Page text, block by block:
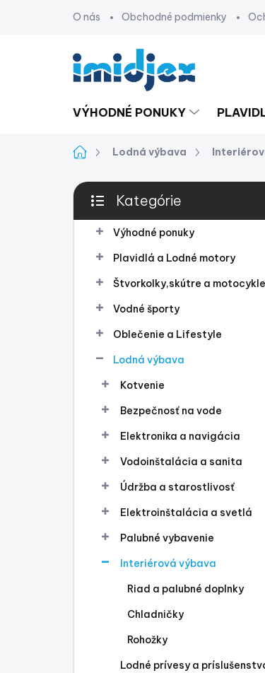
O nás Obchodné podmienky
VÝHODNÉ PONUKY
DomovLodná výbava
B
č
Preskočiť
kategórie
Kategórie
Výhodné ponuky
Plavidlá a Lodné motory
Štvorkolky,skútre a motocykle
Vodné športy
Oblečenie a Lifestyle
Lodná výbava
Kotvenie
Bezpečnosť na vode
Elektronika a navigácia
Vodoinštalácia a sanita
Údržba a starostlivosť
Elektroinštalácia a svetlá
Palubné vybavenie
Interiérová výbava
Riad a palubné doplnky
Chladničky
Rohožky
Lodné prívesy a